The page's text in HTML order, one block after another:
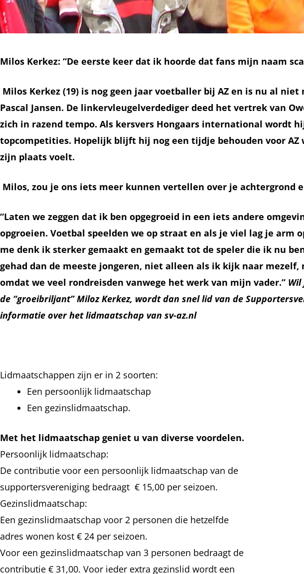
Milos Kerkez: “De eerste keer dat ik hoorde dat fans mijn naam
Milos Kerkez (19) is nog geen jaar voetballer bij AZ en is nu al
Pascal Jansen. De linkervleugelverdediger deed het vertrek van
zich in razend tempo. Als kersvers Hongaars international wordt
topcompetities. Hopelijk blijft hij nog een tijdje behouden voor AZ
zijn plaats voelt.
Milos, zou je ons iets meer kunnen vertellen over je achtergrond
“Laten we zeggen dat ik ben opgegroeid in een iets andere
opgroeien. Voetbal speelden we op straat en als je viel lag je arm
me denk ik sterker gemaakt en gemaakt tot de speler die ik nu
gehad dan de meeste jongeren, niet alleen als ik kijk naar
omdat we veel rondreisden vanwege het werk van mijn vader.” Wil
de “groeibriljant” Miloz Kerkez, wordt dan snel lid van de
informatie over het lidmaatschap van sv-az.nl
Lidmaatschappen zijn er in 2 soorten:
Een persoonlijk lidmaatschap
Een gezinslidmaatschap.
Met het lidmaatschap geniet u van diverse voordelen.
Persoonlijk lidmaatschap:
De contributie voor een persoonlijk lidmaatschap van de
supportersvereniging bedraagt € 15,00 per seizoen.
Gezinslidmaatschap:
Een gezinslidmaatschap voor 2 personen die hetzelfde
adres wonen kost € 24 per seizoen.
Voor een gezinslidmaatschap van 3 personen bedraagt de
contributie € 31,00. Voor ieder extra gezinslid wordt een